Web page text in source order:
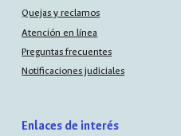
Quejas y reclamos
Atención en línea
Preguntas frecuentes
Notificaciones judiciales
Enlaces de interés